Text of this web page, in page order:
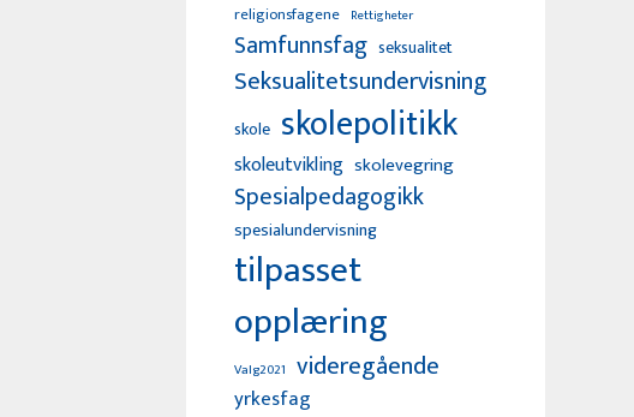
religionsfagene Rettigheter
Samfunnsfag seksualitet
Seksualitetsundervisning
skole skolepolitikk
skoleutvikling skolevegring
Spesialpedagogikk
spesialundervisning
tilpasset
opplæring
Valg2021 videregående
yrkesfag